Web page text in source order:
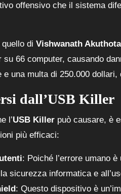
offensivo che il sistema
di Vishwanath Akuthota
su 66 computer, causando
e una multa di 250.000
dall’USB Killer
l’USB Killer può causare, è
più efficaci:
: Poiché l’errore umano
sicurezza informatica e
: Questo dispositivo è